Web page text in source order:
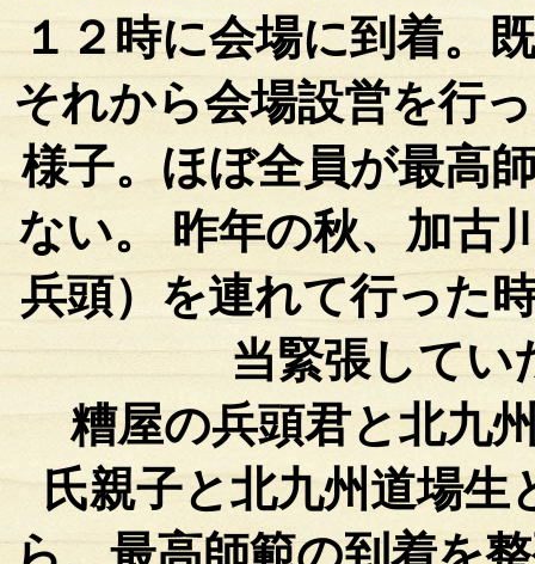
１２時に会場に到着。
それから会場設営を行
様子。ほぼ全員が最高
ない。 昨年の秋、加古
兵頭）を連れて行った
当緊張してい
糟屋の兵頭君と北九
氏親子と北九州道場